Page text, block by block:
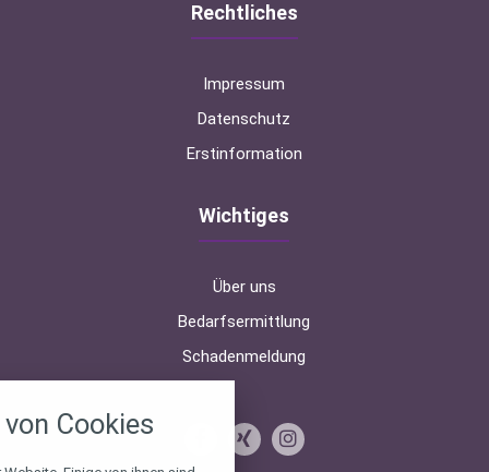
Rechtliches
Impressum
Datenschutz
Erstinformation
Wichtiges
Über uns
Bedarfsermittlung
Schadenmeldung
Cookies
alle verwendeten Cookies und
zu blockieren.